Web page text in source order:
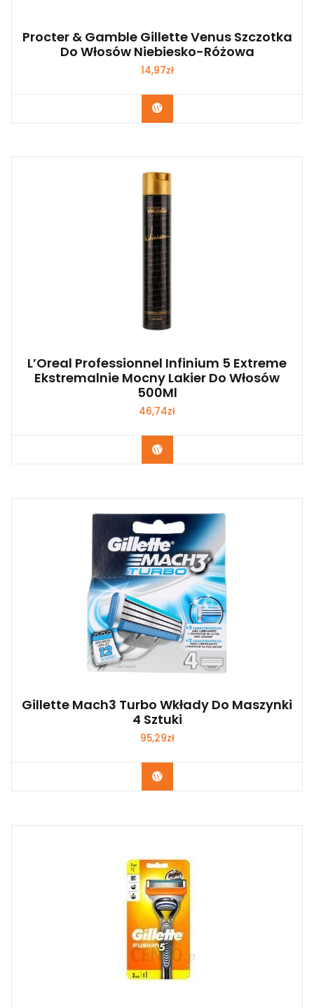
Procter & Gamble Gillette Venus Szczotka
Do Włosów Niebiesko-Różowa
14,97zł
Zobacz
L’Oreal Professionnel Infinium 5 Extreme
Ekstremalnie Mocny Lakier Do Włosów
500Ml
46,74zł
Zobacz
Gillette Mach3 Turbo Wkłady Do Maszynki
4 Sztuki
95,29zł
Zobacz